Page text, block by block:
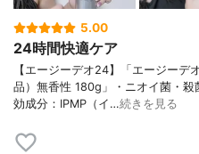
5.00
24時間快適ケア
【エージーデオ24】「エージー
品）無香性 180g」・ニオイ菌・
効成分：IPMP（イ…続きを見る